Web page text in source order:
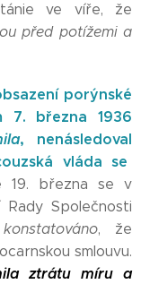
ve víře, že
před potížemia
porýnské
7. března 1936
, nenásledoval
vláda se
19. března se v
Společnosti
, že
smlouvu.
ztrátu míru a